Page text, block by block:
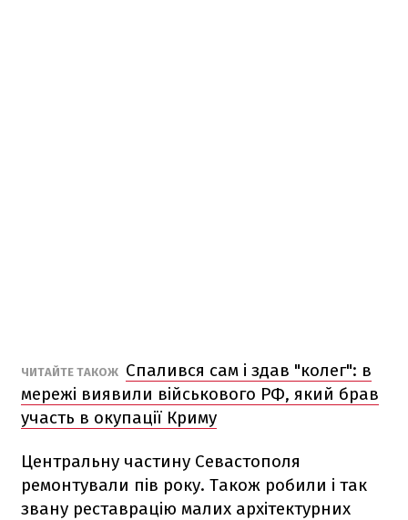
ЧИТАЙТЕ ТАКОЖ Спалився сам і здав "колег": в
мережі виявили військового РФ, який брав
участь в окупації Криму
Центральну частину Севастополя
ремонтували пів року. Також робили і так
звану реставрацію малих архітектурних